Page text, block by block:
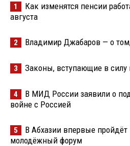
1
Как изменятся пенсии
августа
2 Владимир Джабаров — о
3 Законы, вступающие в силу
4
В МИД России заявили о
войне с Россией
5
В Абхазии впервые
молодёжный форум